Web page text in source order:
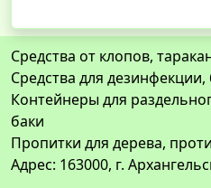
Средства от клопов,
Средства для
Контейнеры для
баки
Пропитки для дерева,
Адрес: 163000, г.